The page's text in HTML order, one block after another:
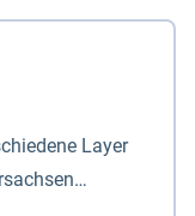
die dem
vor allem
sind (§2 Abs.3
Layer